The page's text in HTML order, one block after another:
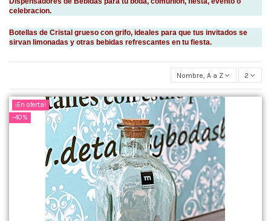
celebracion.
Botellas de Cristal grueso con grifo, ideales para que tus invitados se
sirvan limonadas y otras bebidas refrescantes en tu fiesta.
Nombre, A a Z 2
¡En oferta!
-40%